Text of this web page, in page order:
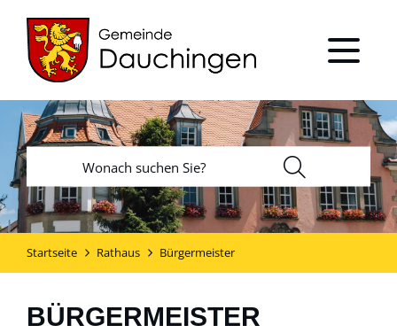
Startseite Rathaus Bürgermeister
BÜRGERMEISTER